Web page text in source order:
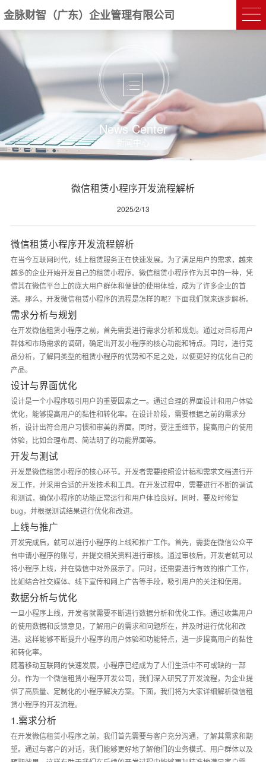
金脉财智（广东）企业管理有限公司
News Center
新闻中心
微信租赁小程序开发流程解析
2025/2/13
微信租赁小程序开发流程解析
在当今互联网时代，线上租赁服务正在快速发展。为了满足用户的需求，越来
越多的企业开始开发自己的租赁小程序。微信租赁小程序作为其中的一种，凭
借其在微信平台上的庞大用户群体和便捷的使用体验，成为了许多企业的首
选。那么，开发微信租赁小程序的流程是怎样的呢？下面我们就来逐步解析。
需求分析与规划
在开发微信租赁小程序之前，首先需要进行需求分析和规划。通过对目标用户
群体和市场需求的调研，确定出开发小程序的核心功能和特点。同时，进行竞
品分析，了解同类型的租赁小程序的优势和不足之处，以便更好的优化自己的
产品。
设计与界面优化
设计是一个小程序吸引用户的重要因素之一。通过合理的界面设计和用户体验
优化，能够提高用户的黏性和转化率。在设计阶段，需要根据之前的需求分
析，设计出符合用户习惯和审美的界面。同时，要注重细节，提高用户的使用
体验，比如合理布局、简洁明了的功能界面等。
开发与测试
开发是微信租赁小程序的核心环节。开发者需要按照设计稿和需求文档进行开
发工作，并采用合适的开发技术和工具。在开发过程中，需要进行不断的调试
和测试，确保小程序的功能正常运行和用户体验良好。同时，要及时修复
bug，并根据测试结果进行优化和改进。
上线与推广
开发完成后，就可以进行小程序的上线和推广工作。首先，需要在微信公众平
台申请小程序的账号，并提交相关资料进行审核。通过审核后，开发者就可以
将小程序上线，并在微信中对外展示了。同时，还需要进行有效的推广工作，
比如结合社交媒体、线下宣传和网上广告等手段，吸引用户的关注和使用。
数据分析与优化
一旦小程序上线，开发者就需要不断进行数据分析和优化工作。通过收集用户
的使用数据和反馈意见，了解用户的需求和问题所在，并及时进行优化和改
进。这样能够不断提升小程序的用户体验和功能特点，进一步提高用户的黏性
和转化率。
随着移动互联网的快速发展，小程序已经成为了人们生活中不可或缺的一部
分。作为一个微信租赁小程序开发公司，我们深入研究了开发流程，为企业提
供了高质量、定制化的小程序解决方案。下面，我们将为大家详细解析微信租
赁小程序的开发流程。
1.需求分析
在开发微信租赁小程序之前，我们首先需要与客户充分沟通，了解其需求和期
望。通过与客户的对话，我们能够更好地了解他们的业务模式、用户群体以及